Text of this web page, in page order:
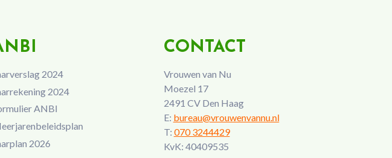
2024
2024
ANBI
2026
CONTACT
Vrouwen van Nu
Moezel 17
2491 CV Den Haag
E: bureau@vrouwenvannu.nl
T: 070 3244429
KvK: 40409535